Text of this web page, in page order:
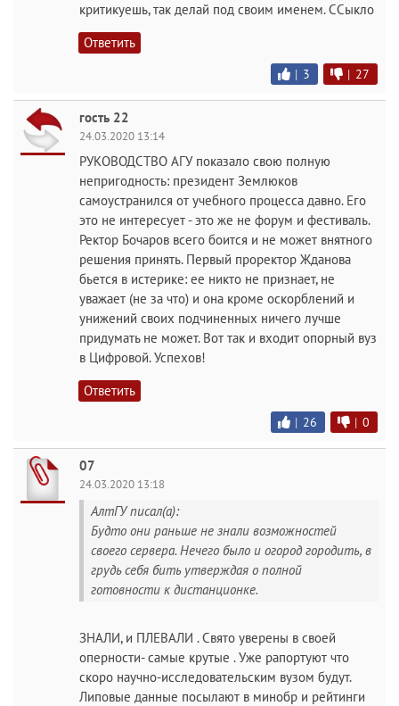
критикуешь, так делай под своим именем. ССыкло
Ответить
| 3 | 27
гость 22
24.03.2020 13:14
РУКОВОДСТВО АГУ показало свою полную
непригодность: президент Землюков
самоустранился от учебного процесса давно. Его
это не интересует - это же не форум и фестиваль.
Ректор Бочаров всего боится и не может внятного
решения принять. Первый проректор Жданова
бьется в истерике: ее никто не признает, не
уважает (не за что) и она кроме оскорблений и
унижений своих подчиненных ничего лучше
придумать не может. Вот так и входит опорный вуз
в Цифровой. Успехов!
Ответить
| 26 | 0
07
24.03.2020 13:18
АлтГУ писал(а):
Будто они раньше не знали возможностей
своего сервера. Нечего было и огород городить, в
грудь себя бить утверждая о полной
готовности к дистанционке.
ЗНАЛИ, и ПЛЕВАЛИ . Свято уверены в своей
оперности- самые крутые . Уже рапортуют что
скоро научно-исследовательским вузом будут.
Липовые данные посылают в минобр и рейтинги